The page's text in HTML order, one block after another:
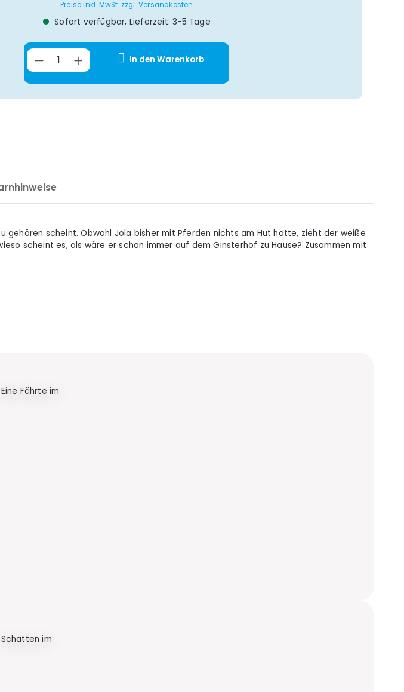
Preise inkl. MwSt. zzgl. Versandkosten
Sofort verfügbar, Lieferzeit: 3-5 Tage
Produkt Anzahl: Gib den gewünschten Wert ein
In den Warenkorb
scheint. Obwohl Jola bisher mit Pferden nichts am Hut hatte, zieht der weiße
scheint es, als wäre er schon immer auf dem Ginsterhof zu Hause? Zusammen mit